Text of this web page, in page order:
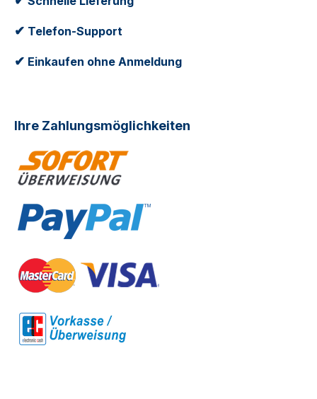
✔ Telefon-Support
✔ Einkaufen ohne Anmeldung
Ihre Zahlungsmöglichkeiten